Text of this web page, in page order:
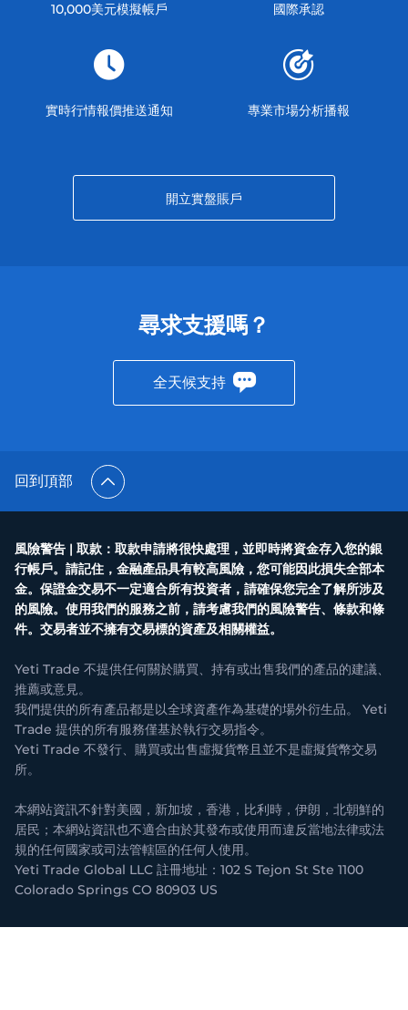
10,000美元模擬帳戶 國際承認
實時行情報價推送通知 專業市場分析播報
開立實盤賬戶
尋求支援嗎？
全天候支持
回到頂部
風險警告 | 取款：取款申請將很快處理，並即時將資金存入您的銀
行帳戶。請記住，金融產品具有較高風險，您可能因此損失全部本
金。保證金交易不一定適合所有投資者，請確保您完全了解所涉及
的風險。使用我們的服務之前，請考慮我們的風險警告、條款和條
件。交易者並不擁有交易標的資產及相關權益。
Yeti Trade 不提供任何關於購買、持有或出售我們的產品的建議、
推薦或意見。
我們提供的所有產品都是以全球資產作為基礎的場外衍生品。 Yeti
Trade 提供的所有服務僅基於執行交易指令。
Yeti Trade 不發行、購買或出售虛擬貨幣且並不是虛擬貨幣交易
所。
本網站資訊不針對美國，新加坡，香港，比利時，伊朗，北朝鮮的
居民；本網站資訊也不適合由於其發布或使用而違反當地法律或法
規的任何國家或司法管轄區的任何人使用。
Yeti Trade Global LLC 註冊地址：102 S Tejon St Ste 1100
Colorado Springs CO 80903 US